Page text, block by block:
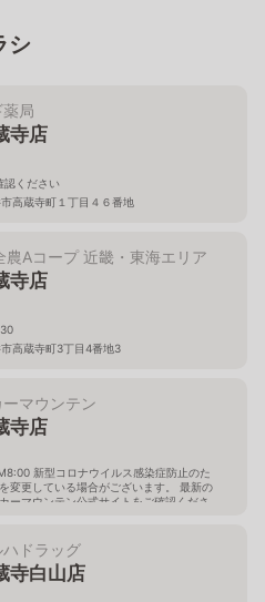
シ
薬局
寺店
認ください
高蔵寺町１丁目４６番地
農Aコープ 近畿・東海エリア
寺店
高蔵寺町3丁目4番地3
ーマウンテン
寺店
新型コロナウイルス感染症防止のた
変更している場合がございます。 最新の
ーマウンテン公式サイトをご確認くださ
ハドラッグ
寺白山店